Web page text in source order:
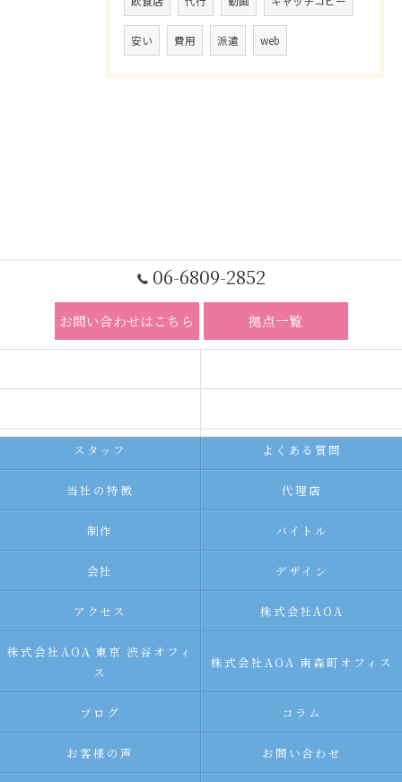
安い 費用 派遣 web
06-6809-2852
お問い合わせはこちら 拠点一覧
スタッフ よくある質問
当社の特徴 代理店
制作 バイトル
会社 デザイン
アクセス 株式会社AOA
株式会社AOA 東京 渋谷オフィ
ス
株式会社AOA 南森町オフィス
ブログ コラム
お客様の声 お問い合わせ